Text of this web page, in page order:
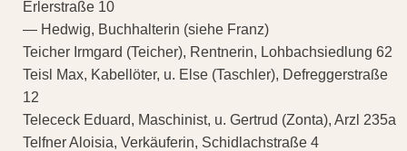
Erlerstraße 10
— Hedwig, Buchhalterin (siehe Franz)
Teicher Irmgard (Teicher), Rentnerin, Lohbachsiedlung 62
Teisl Max, Kabellöter, u. Else (Taschler), Defreggerstraße
12
Telececk Eduard, Maschinist, u. Gertrud (Zonta), Arzl 235a
Telfner Aloisia, Verkäuferin, Schidlachstraße 4